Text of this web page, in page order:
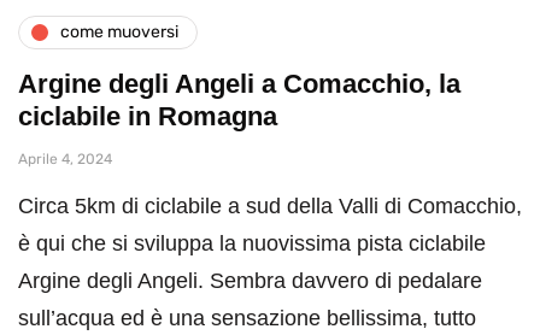
come muoversi
Argine degli Angeli a Comacchio, la
ciclabile in Romagna
Aprile 4, 2024
Circa 5km di ciclabile a sud della Valli di Comacchio,
è qui che si sviluppa la nuovissima pista ciclabile
Argine degli Angeli. Sembra davvero di pedalare
sull’acqua ed è una sensazione bellissima, tutto